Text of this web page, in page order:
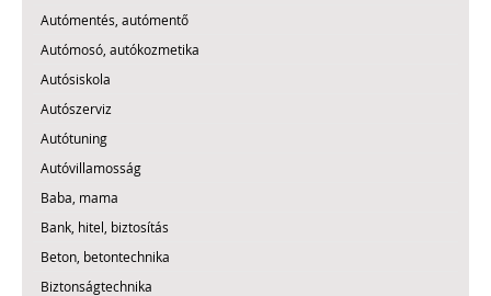
Autómentés, autómentő
Autómosó, autókozmetika
Autósiskola
Autószerviz
Autótuning
Autóvillamosság
Baba, mama
Bank, hitel, biztosítás
Beton, betontechnika
Biztonságtechnika